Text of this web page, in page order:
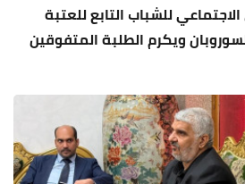
للشباب التابع للعتبة
ويكرم الطلبة المتفوقين